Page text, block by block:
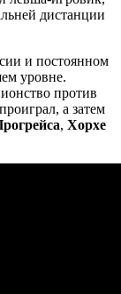
дистанции
и постоянном
уровне.
против
а затем
, Хорхе